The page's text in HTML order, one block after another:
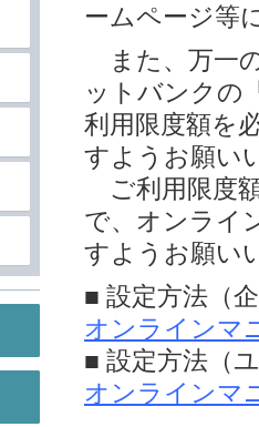
ームページ等
また、万一
ットバンクの
利用限度額を
すようお願い
ご利用限度
で、オンライ
すようお願い
■ 設定方法（
オンラインマ
■ 設定方法（
オンラインマ